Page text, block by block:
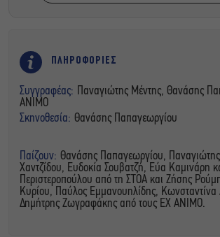
ΠΛΗΡΟΦΟΡΙΕΣ
Συγγραφέας:
Παναγιώτης Μέντης, Θανάσης
ΑΝΙΜΟ
Σκηνοθεσία: Θανάσης Παπαγεωργίου
Παίζουν: Θανάσης Παπαγεωργίου,
Χαντζίδου, Ευδοκία Σουβατζή, Εύα Καμινάρη
Περιστεροπούλου από τη ΣΤΟΑ και Ζήσης
Κυρίου, Παύλος Εμμανουηλίδης, Κωνσταντίνα
Δημήτρης Ζωγραφάκης από τους ΕΧ ΑΝΙΜΟ.